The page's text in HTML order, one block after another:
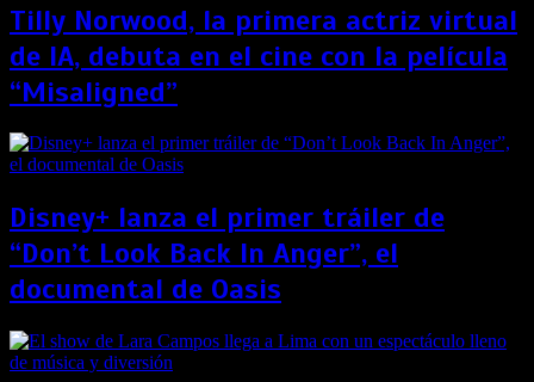
Tilly Norwood, la primera actriz virtual
de IA, debuta en el cine con la película
“Misaligned”
Disney+ lanza el primer tráiler de
“Don’t Look Back In Anger”, el
documental de Oasis